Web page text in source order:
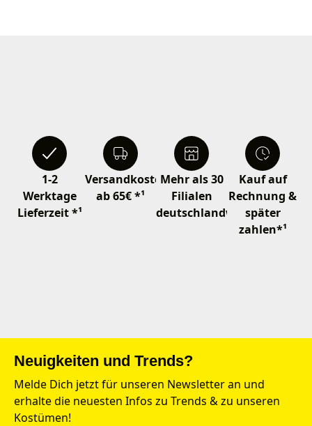
1-2
Werktage
Lieferzeit *¹
Versandkostenfrei
ab 65€ *¹
Mehr als 30
Filialen
deutschlandweit
Kauf auf
Rechnung &
später
zahlen*¹
Neuigkeiten und Trends?
Melde Dich jetzt für unseren Newsletter an und
erhalte die neuesten Infos zu Trends & zu unseren
Kostümen!